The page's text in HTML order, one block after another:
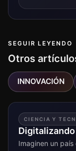
SEGUIR LEYENDO
Otros
INNOVACIÓN
CIENCIA Y
Imaginen un